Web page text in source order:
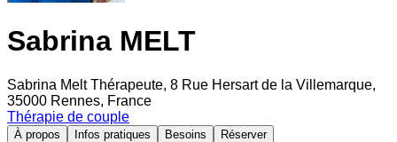
Sabrina MELT
Sabrina Melt Thérapeute, 8 Rue Hersart de la Villemarque,
35000 Rennes, France
Thérapie de couple
À propos Infos pratiques Besoins Réserver